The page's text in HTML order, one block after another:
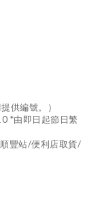
供編號。）
*由即日起節日繁
豐站/便利店取貨/